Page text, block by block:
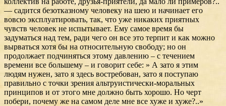
— садится безотказному человеку на шею и начинает его
вовсю эксплуатировать, так, что уже никаких приятных
чувств человек не испытывает. Ему самое время бы
задуматься над тем, ради чего он все это терпит и как можно
вырваться хотя бы на относительную свободу; но он
продолжает подчиняться этому давлению – с течением
времени все большему – и говорит себе: » А зато я этим
людям нужен, зато я здесь востребован, зато я поступаю
правильно с точки зрения альтруистически-моральных
принципов и от этого мне должно быть хорошо. Но черт
побери, почему же на самом деле мне все хуже и хуже?..»